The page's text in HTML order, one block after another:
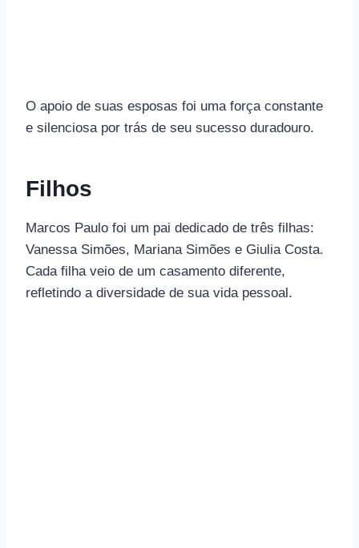
O apoio de suas esposas foi uma força constante
e silenciosa por trás de seu sucesso duradouro.
Filhos
Marcos Paulo foi um pai dedicado de três filhas:
Vanessa Simões, Mariana Simões e Giulia Costa.
Cada filha veio de um casamento diferente,
refletindo a diversidade de sua vida pessoal.